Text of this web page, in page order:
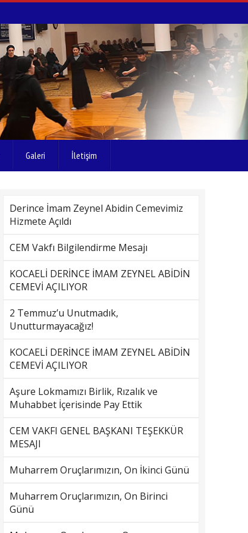
Galeri İletişim
Derince İmam Zeynel Abidin Cemevimiz
Hizmete Açıldı
CEM Vakfı Bilgilendirme Mesajı
KOCAELİ DERİNCE İMAM ZEYNEL ABİDİN
CEMEVİ AÇILIYOR
2 Temmuz’u Unutmadık,
Unutturmayacağız!
KOCAELİ DERİNCE İMAM ZEYNEL ABİDİN
CEMEVİ AÇILIYOR
Aşure Lokmamızı Birlik, Rızalık ve
Muhabbet İçerisinde Pay Ettik
CEM VAKFI GENEL BAŞKANI TEŞEKKÜR
MESAJI
Muharrem Oruçlarımızın, On İkinci Günü
Muharrem Oruçlarımızın, On Birinci
Günü